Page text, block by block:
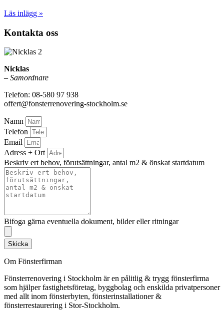
Läs inlägg »
Kontakta oss
Nicklas
– Samordnare
Telefon: 08-580 97 938
offert@fonsterrenovering-stockholm.se
Namn
Telefon
Email
Adress + Ort
Beskriv ert behov, förutsättningar, antal m2 & önskat startdatum
Bifoga gärna eventuella dokument, bilder eller ritningar
Skicka
Om Fönsterfirman
Fönsterrenovering i Stockholm är en pålitlig & trygg fönsterfirma
som hjälper fastighetsföretag, byggbolag och enskilda privatpersoner
med allt inom fönsterbyten, fönsterinstallationer &
fönsterrestaurering i Stor-Stockholm.